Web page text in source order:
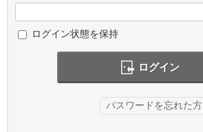
ログイン状態を保持
ログイン
パスワードを忘れた方